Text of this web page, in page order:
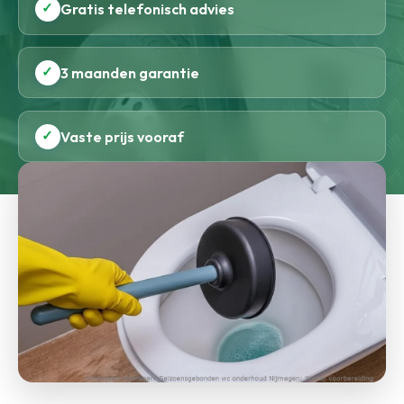
✓ Gratis telefonisch advies
✓ 3 maanden garantie
✓ Vaste prijs vooraf